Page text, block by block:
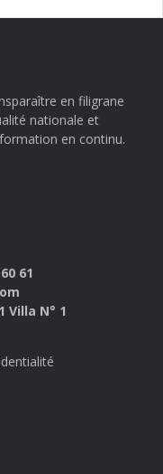
en filigrane
nationale et
en continu.
61
Villa N° 1